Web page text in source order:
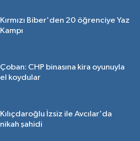
Kırmızı Biber'den 20 öğrenciye Yaz
Kampı
Çoban: CHP binasına kira oyunuyla
el koydular
Kılıçdaroğlu İzsiz ile Avcılar'da
nikah şahidi